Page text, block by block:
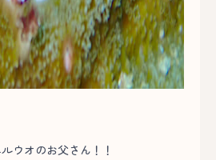
ウオのお父さん！！